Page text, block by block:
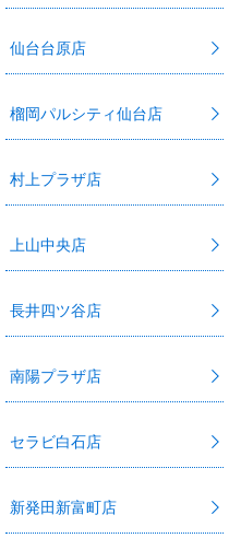
仙台台原店
榴岡パルシティ仙台店
村上プラザ店
上山中央店
長井四ツ谷店
南陽プラザ店
セラビ白石店
新発田新富町店